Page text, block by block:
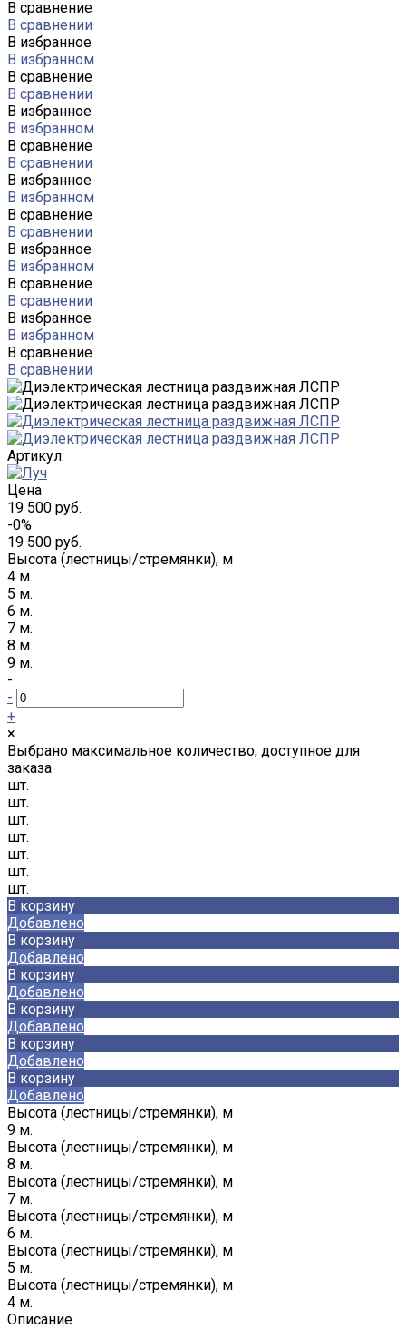
В сравнение
В сравнении
В избранное
В избранном
В сравнение
В сравнении
В избранное
В избранном
В сравнение
В сравнении
В избранное
В избранном
В сравнение
В сравнении
В избранное
В избранном
В сравнение
В сравнении
В избранное
В избранном
В сравнение
В сравнении
Артикул:
Цена
19 500 руб.
-0%
19 500 руб.
Высота (лестницы/стремянки), м
4 м.
5 м.
6 м.
7 м.
8 м.
9 м.
-
-
+
×
Выбрано максимальное количество, доступное для
заказа
шт.
шт.
шт.
шт.
шт.
шт.
шт.
В корзину
Добавлено
В корзину
Добавлено
В корзину
Добавлено
В корзину
Добавлено
В корзину
Добавлено
В корзину
Добавлено
Высота (лестницы/стремянки), м
9 м.
Высота (лестницы/стремянки), м
8 м.
Высота (лестницы/стремянки), м
7 м.
Высота (лестницы/стремянки), м
6 м.
Высота (лестницы/стремянки), м
5 м.
Высота (лестницы/стремянки), м
4 м.
Описание